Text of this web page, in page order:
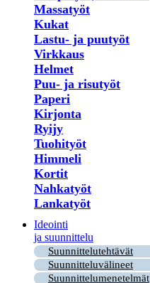
Massatyöt
Kukat
Lastu- ja puutyöt
Virkkaus
Helmet
Puu- ja risutyöt
Paperi
Kirjonta
Ryijy
Tuohityöt
Himmeli
Kortit
Nahkatyöt
Lankatyöt
Ideointi
ja suunnittelu
Suunnittelutehtävät
Suunnitteluvälineet
Suunnittelumenetelmät